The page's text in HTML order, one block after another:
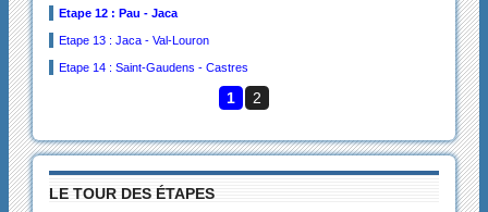
Etape 12 : Pau - Jaca
Etape 13 : Jaca - Val-Louron
Etape 14 : Saint-Gaudens - Castres
1 2
LE TOUR DES ÉTAPES